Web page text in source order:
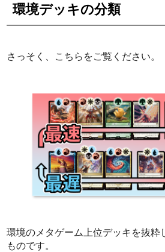
環境デッキの分類
さっそく、こちらをご覧ください。
環境のメタゲーム上位デッキを抜粋
ものです。